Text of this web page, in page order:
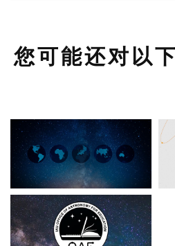
您可能还对以